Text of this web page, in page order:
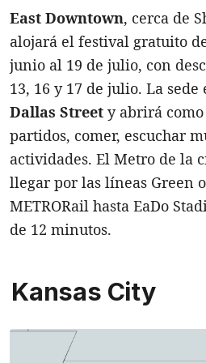
East Downtown, cerca de
alojará el festival gratuito
junio al 19 de julio, con
13, 16 y 17 de julio. La sede
Dallas Street y abrirá
partidos, comer, escuchar
actividades. El Metro de la
llegar por las líneas Green
METRORail hasta EaDo
de 12 minutos.
Kansas City